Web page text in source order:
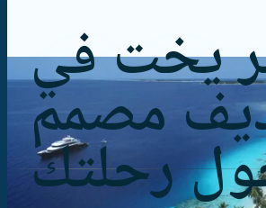
يخت في
مصمم
رحلتك